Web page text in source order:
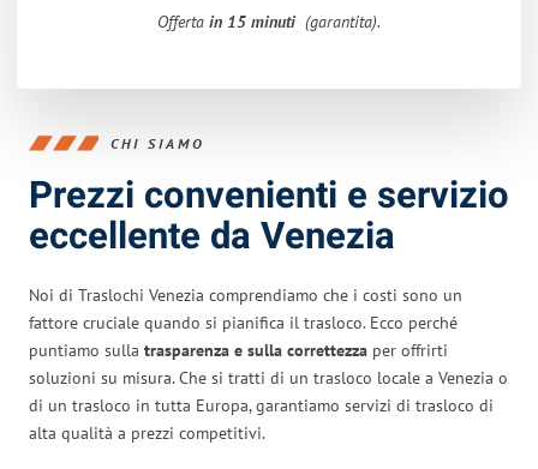
Offerta in 15 minuti (garantita).
CHI SIAMO
Prezzi convenienti e servizio
eccellente da Venezia
Noi di Traslochi Venezia comprendiamo che i costi sono un
fattore cruciale quando si pianifica il trasloco. Ecco perché
puntiamo sulla trasparenza e sulla correttezza per offrirti
soluzioni su misura. Che si tratti di un trasloco locale a Venezia o
di un trasloco in tutta Europa, garantiamo servizi di trasloco di
alta qualità a prezzi competitivi.